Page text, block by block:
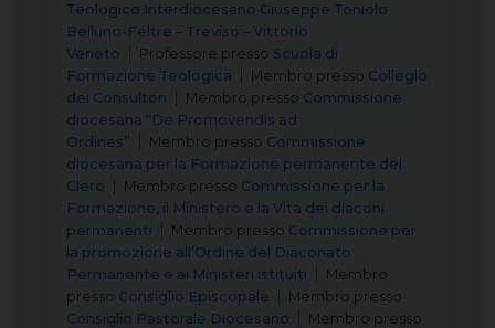
Teologico Interdiocesano Giuseppe Toniolo
Belluno-Feltre – Treviso – Vittorio
Veneto
Professore presso Scuola di
Formazione Teologica
Membro presso Collegio
dei Consultori
Membro presso Commissione
diocesana “De Promovendis ad
Ordines”
Membro presso Commissione
diocesana per la Formazione permanente del
Clero
Membro presso Commissione per la
Formazione, il Ministero e la Vita dei diaconi
permanenti
Membro presso Commissione per
la promozione all’Ordine del Diaconato
Permanente e ai Ministeri istituiti
Membro
presso Consiglio Episcopale Membro presso
Consiglio Pastorale Diocesano
Membro presso